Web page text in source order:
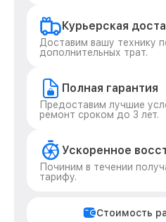
Курьерская
Доставим вашу технику
дополнительных трат.
Полная гарантия
Предоставим лучшие
ремонт сроком до 3 лет.
Ускоренное
Починим в течении
тарифу.
Стоимость